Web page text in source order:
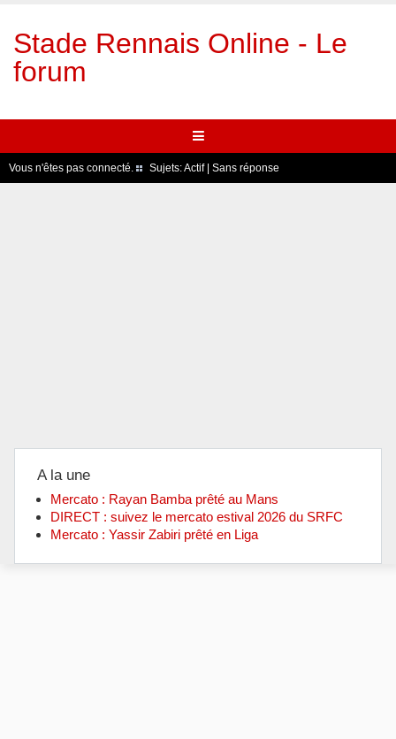
Stade Rennais Online - Le
forum
Vous n'êtes pas connecté. Sujets:Actif| Sans réponse
A la une
Mercato : Rayan Bamba prêté au Mans
DIRECT : suivez le mercato estival 2026 du SRFC
Mercato : Yassir Zabiri prêté en Liga